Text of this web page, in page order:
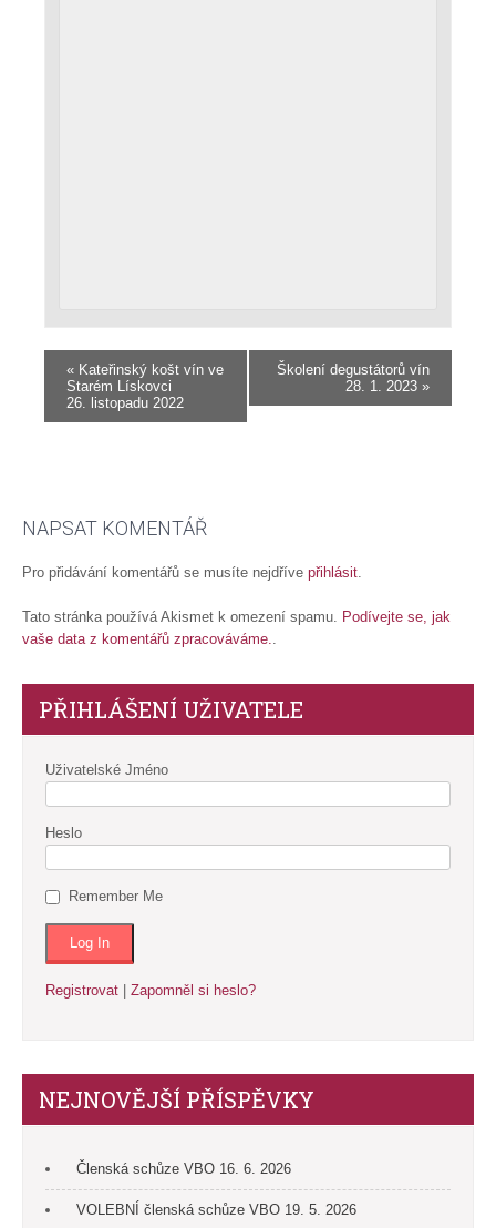
« Kateřinský košt vín ve
Starém Lískovci
26. listopadu 2022
Školení degustátorů vín
28. 1. 2023 »
NAPSAT KOMENTÁŘ
Pro přidávání komentářů se musíte nejdříve přihlásit.
Tato stránka používá Akismet k omezení spamu. Podívejte se, jak
vaše data z komentářů zpracováváme..
PŘIHLÁŠENÍ UŽIVATELE
Uživatelské Jméno
Heslo
Remember Me
Registrovat Zapomněl si heslo?
NEJNOVĚJŠÍ PŘÍSPĚVKY
Členská schůze VBO 16. 6. 2026
VOLEBNÍ členská schůze VBO 19. 5. 2026